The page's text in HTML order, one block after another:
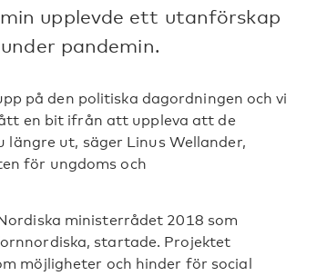
upplevde ett utanförskap
pandemin.
på den politiska dagordningen och vi
en bit ifrån att uppleva att de
ut, säger Linus Wellander,
för ungdoms och
ministerrådet 2018 som
startade. Projektet
möjligheter och hinder för social